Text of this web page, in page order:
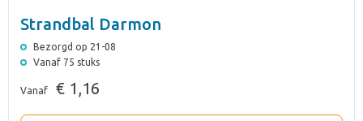
Strandbal Darmon
Bezorgd op 21-08
Vanaf 75 stuks
Vanaf € 1,16